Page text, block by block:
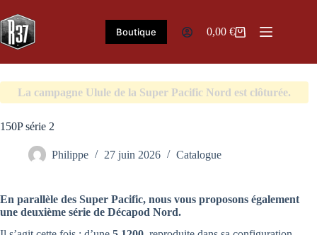
au
contenu
Boutique
Panier
0,00€
La campagne Ulule de la Super Pacific Nord est clôturée.
150P série 2
Philippe 27 juin 2026 Catalogue
En parallèle des Super Pacific, nous vous proposons également
une deuxième série de Décapod Nord.